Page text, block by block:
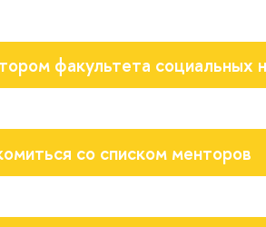
факультета социальных
со списком менторов